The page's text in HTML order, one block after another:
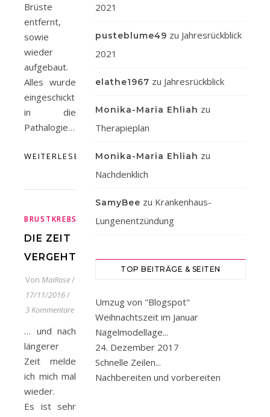
Brüste
entfernt,
sowie
wieder
aufgebaut.
Alles wurde
eingeschickt
in die
Pathalogie…
WEITERLESEN
BRUSTKREBS CHEMOTHERAPIE,GENTEST
DIE ZEIT
VERGEHT…
Von MaiRose/
17/11/2016/
3 Kommentare
… und nach
längerer
Zeit melde
ich mich mal
wieder.
Es ist sehr
2021
pusteblume49 zu Jahresrückblick
2021
elathe1967 zu Jahresrückblick
Monika-Maria Ehliah zu
Therapieplan
Monika-Maria Ehliah zu
Nachdenklich
SamyBee zu Krankenhaus-
Lungenentzündung
TOP BEITRÄGE & SEITEN
Umzug von "Blogspot"
Weihnachtszeit im Januar
Nagelmodellage...
24. Dezember 2017
Schnelle Zeilen...
Nachbereiten und vorbereiten